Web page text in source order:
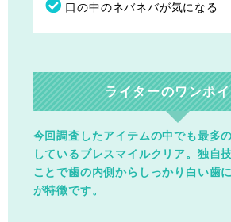
口の中のネバネバが気になる
ライターのワンポ
今回調査したアイテムの中でも最多
しているブレスマイルクリア。独自
ことで歯の内側からしっかり白い歯
が特徴です。